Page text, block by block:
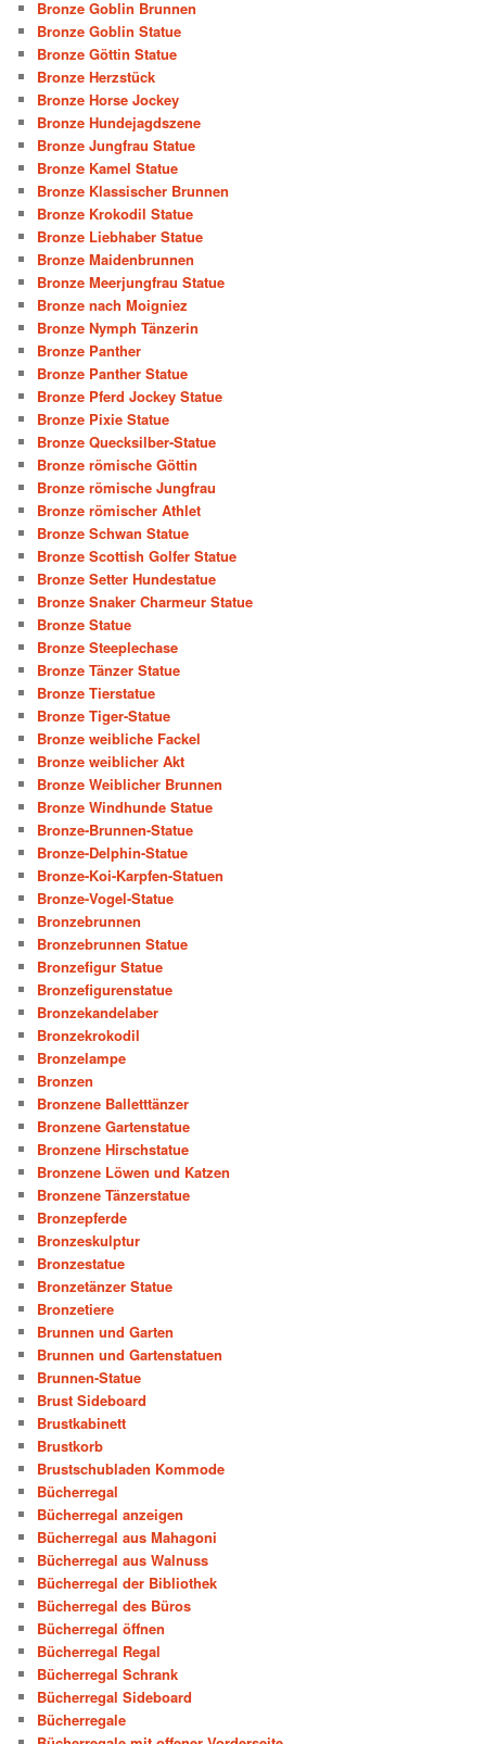
Bronze Goblin Brunnen
Bronze Goblin Statue
Bronze Göttin Statue
Bronze Herzstück
Bronze Horse Jockey
Bronze Hundejagdszene
Bronze Jungfrau Statue
Bronze Kamel Statue
Bronze Klassischer Brunnen
Bronze Krokodil Statue
Bronze Liebhaber Statue
Bronze Maidenbrunnen
Bronze Meerjungfrau Statue
Bronze nach Moigniez
Bronze Nymph Tänzerin
Bronze Panther
Bronze Panther Statue
Bronze Pferd Jockey Statue
Bronze Pixie Statue
Bronze Quecksilber-Statue
Bronze römische Göttin
Bronze römische Jungfrau
Bronze römischer Athlet
Bronze Schwan Statue
Bronze Scottish Golfer Statue
Bronze Setter Hundestatue
Bronze Snaker Charmeur Statue
Bronze Statue
Bronze Steeplechase
Bronze Tänzer Statue
Bronze Tierstatue
Bronze Tiger-Statue
Bronze weibliche Fackel
Bronze weiblicher Akt
Bronze Weiblicher Brunnen
Bronze Windhunde Statue
Bronze-Brunnen-Statue
Bronze-Delphin-Statue
Bronze-Koi-Karpfen-Statuen
Bronze-Vogel-Statue
Bronzebrunnen
Bronzebrunnen Statue
Bronzefigur Statue
Bronzefigurenstatue
Bronzekandelaber
Bronzekrokodil
Bronzelampe
Bronzen
Bronzene Balletttänzer
Bronzene Gartenstatue
Bronzene Hirschstatue
Bronzene Löwen und Katzen
Bronzene Tänzerstatue
Bronzepferde
Bronzeskulptur
Bronzestatue
Bronzetänzer Statue
Bronzetiere
Brunnen und Garten
Brunnen und Gartenstatuen
Brunnen-Statue
Brust Sideboard
Brustkabinett
Brustkorb
Brustschubladen Kommode
Bücherregal
Bücherregal anzeigen
Bücherregal aus Mahagoni
Bücherregal aus Walnuss
Bücherregal der Bibliothek
Bücherregal des Büros
Bücherregal öffnen
Bücherregal Regal
Bücherregal Schrank
Bücherregal Sideboard
Bücherregale